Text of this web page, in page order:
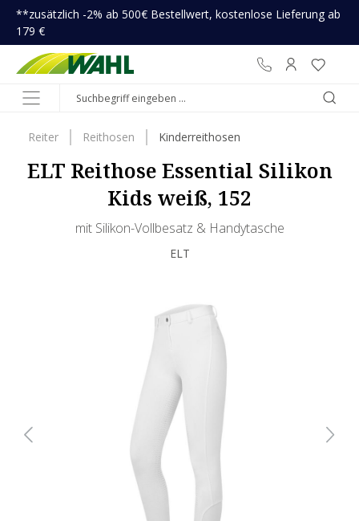
springen
**zusätzlich -2% ab 500€ Bestellwert, kostenlose Lieferung ab
179 €
Reiter Reithosen Kinderreithosen
ELT Reithose Essential Silikon
Kids weiß, 152
mit Silikon-Vollbesatz & Handytasche
ELT